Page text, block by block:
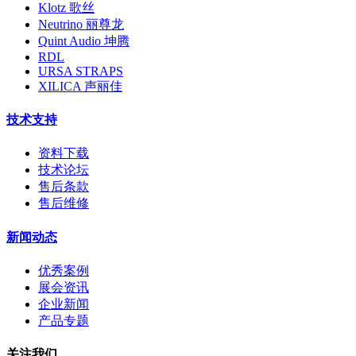
Klotz 歌丝
Neutrino 丽尊龙
Quint Audio 坤腾
RDL
URSA STRAPS
XILICA 声丽佳
技术支持
资料下载
技术论坛
售后条款
售后维修
新闻动态
优秀案例
展会资讯
企业新闻
产品专题